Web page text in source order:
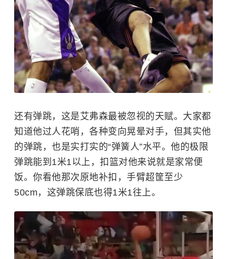
还有弹跳，这是艾弗森最被忽视的天赋。大家都
知道他过人花哨，各种变向晃晕对手，但其实他
的弹跳，也是实打实的“弹簧人”水平。他的极限
弹跳能到1米1以上，扣篮对他来说就是家常便
饭。你看他那次原地补扣，手臂超筐至少
50cm，这弹跳保底也得1米1往上。